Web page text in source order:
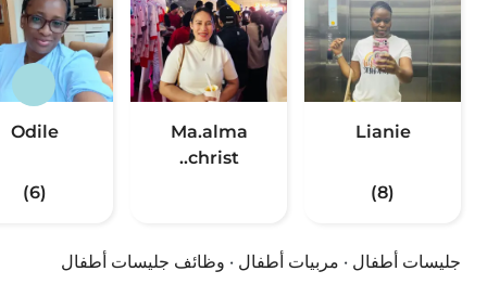
Lianie
(8)
Ma.alma
christ..
Odile
(6)
جليسات أطفال · مربيات أطفال · وظائف جليسات أطفال